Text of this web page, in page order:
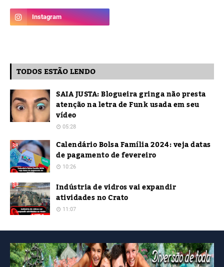
TODOS ESTÃO LENDO
SAIA JUSTA: Blogueira gringa não presta
atenção na letra de Funk usada em seu
vídeo
05:28
Calendário Bolsa Família 2024: veja datas
de pagamento de fevereiro
10:26
Indústria de vidros vai expandir
atividades no Crato
11:07